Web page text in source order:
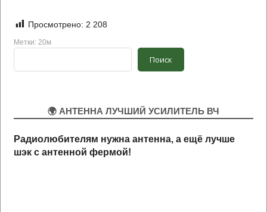
Просмотрено: 2 208
Метки:20м
Поиск
🌍 АНТЕННА ЛУЧШИЙ УСИЛИТЕЛЬ ВЧ
Радиолюбителям нужна антенна, а ещё лучше
шэк с антенной фермой!